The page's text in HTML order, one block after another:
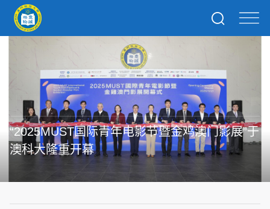
“2025MUST国际青年电影节暨金鸡澳门影展”于
澳科大隆重开幕